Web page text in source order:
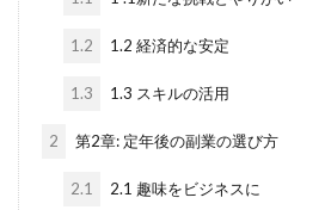
1.2 1.2 経済的な安定
1.3 1.3 スキルの活用
2 第2章: 定年後の副業の選び方
2.1 2.1 趣味をビジネスに